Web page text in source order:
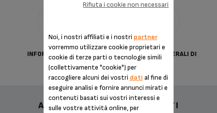
INFORMATIVA SULLA
PRIVACY
CONDIZIONI GENERALI DI
ALTRI ACCESSORI CONSIGLIATI
Noi, i nostri affiliati e i nostri partner
vorremmo utilizzare cookie proprietari e
cookie di terze parti o tecnologie simili
(collettivamente "cookie") per
raccogliere alcuni dei vostri dati al fine di
eseguire analisi e fornire annunci mirati e
contenuti basati sui vostri interessi e
sulle vostre attività online, per
Rifiuta i cookie non necessari